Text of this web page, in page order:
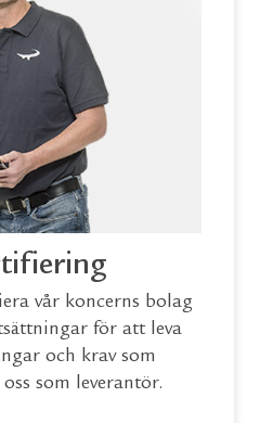
vår koncerns bolag
för att leva
och krav som
som leverantör.